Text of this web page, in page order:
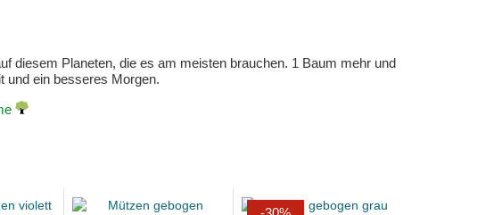
diesem Planeten, die es am meisten brauchen. 1 Baum mehr und
und ein besseres Morgen.